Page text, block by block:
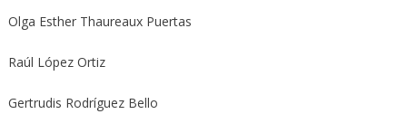
Olga Esther Thaureaux Puertas
Raúl López Ortiz
Gertrudis Rodríguez Bello